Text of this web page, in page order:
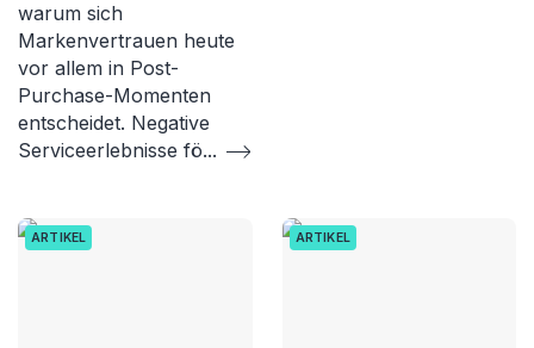
warum sich
Markenvertrauen heute
vor allem in Post-
Purchase-Momenten
entscheidet. Negative
Serviceerlebnisse fö...
ARTIKEL ARTIKEL